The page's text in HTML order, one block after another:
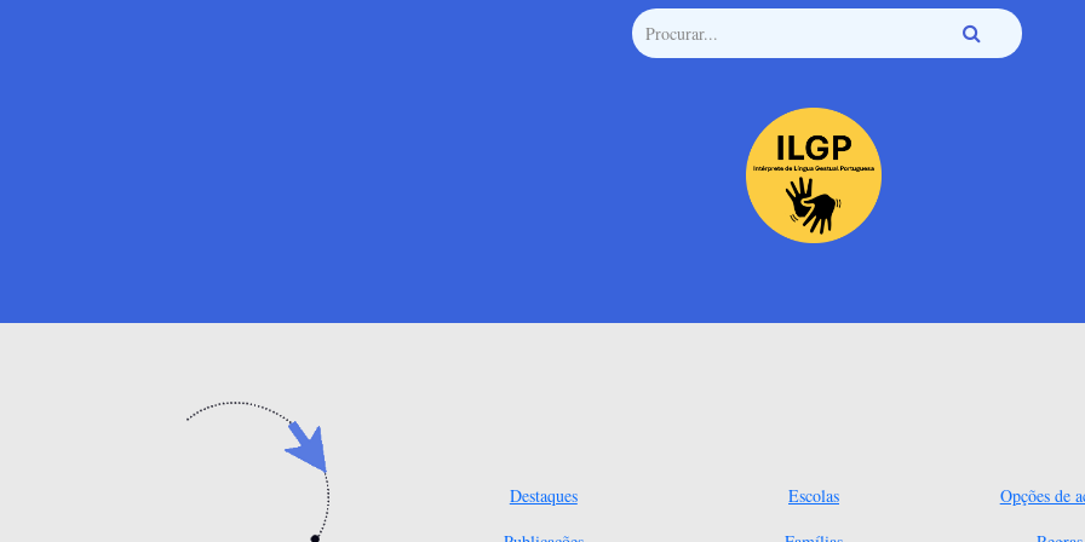
Destaques
Escolas
Opções de